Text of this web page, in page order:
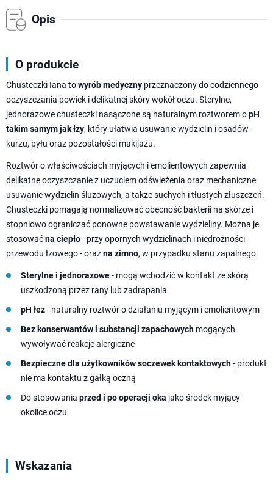
Opis
O produkcie
Chusteczki Iana towyrób medyczny przeznaczony do codziennego
oczyszczania powiek i delikatnej skóry wokół oczu. Sterylne,
jednorazowe chusteczki nasączone są naturalnym roztworem opH
takim samym jak łzy, który ułatwia usuwanie wydzielin i osadów -
kurzu, pyłu oraz pozostałości makijażu.
Roztwór o właściwościach myjących i emolientowych zapewnia
delikatne oczyszczanie z uczuciem odświeżenia oraz mechaniczne
usuwanie wydzielin śluzowych, a także suchych i tłustych złuszczeń.
Chusteczki pomagają normalizować obecność bakterii na skórze i
stopniowo ograniczać ponowne powstawanie wydzieliny. Można je
stosowaćna ciepło- przy opornych wydzielinach i niedrożności
przewodu łzowego - orazna zimno, w przypadku stanu zapalnego.
Sterylne i jednorazowe- mogą wchodzić w kontakt ze skórą
uszkodzoną przez rany lub zadrapania
pH łez- naturalny roztwór o działaniu myjącym i emolientowym
Bez konserwantów i substancji zapachowych mogących
wywoływać reakcje alergiczne
Bezpieczne dla użytkowników soczewek kontaktowych- produkt
nie ma kontaktu z gałką oczną
Do stosowania przed i po operacji oka jako środek myjący
okolice oczu
Wskazania